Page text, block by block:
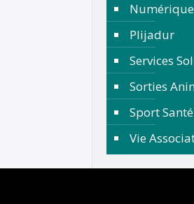
Numérique
Plijadur
Services
Sorties
Sport
Vie